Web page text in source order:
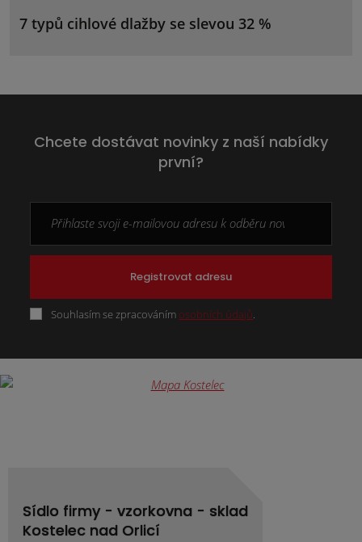
7 typů cihlové dlažby se slevou 32 %
Chcete dostávat novinky z naší nabídky
první?
Registrovat adresu
Souhlasím se zpracováním osobních údajů.
Sídlo firmy - vzorkovna - sklad
Kostelec nad Orlicí